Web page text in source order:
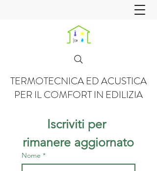
TERMOTECNICA ED ACUSTICA
PER IL COMFORT IN EDILIZIA
Iscriviti per
rimanere aggiornato
Nome *